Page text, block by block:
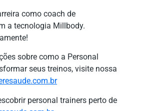
como coach de
a tecnologia Millbody.
sobre como a Personal
seus treinos, visite nossa
personal trainers perto de